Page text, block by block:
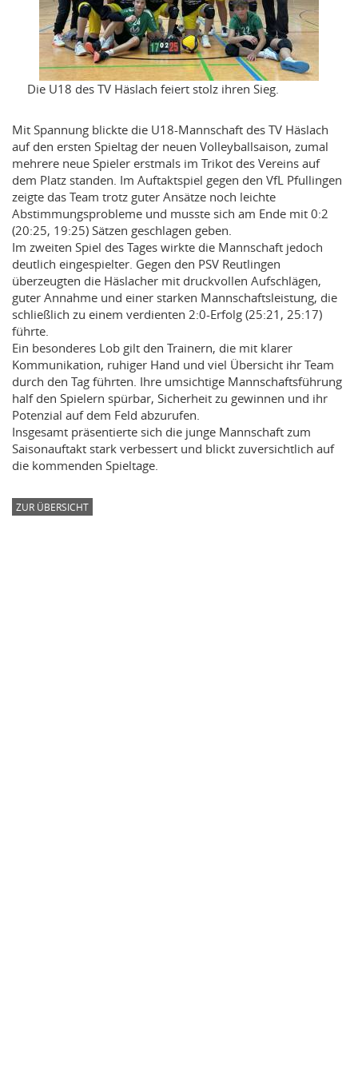
Die U18 des TV Häslach feiert stolz ihren Sieg.
Mit Spannung blickte die U18-Mannschaft des TV Häslach
auf den ersten Spieltag der neuen Volleyballsaison, zumal
mehrere neue Spieler erstmals im Trikot des Vereins auf
dem Platz standen. Im Auftaktspiel gegen den VfL Pfullingen
zeigte das Team trotz guter Ansätze noch leichte
Abstimmungsprobleme und musste sich am Ende mit 0:2
(20:25, 19:25) Sätzen geschlagen geben.
Im zweiten Spiel des Tages wirkte die Mannschaft jedoch
deutlich eingespielter. Gegen den PSV Reutlingen
überzeugten die Häslacher mit druckvollen Aufschlägen,
guter Annahme und einer starken Mannschaftsleistung, die
schließlich zu einem verdienten 2:0-Erfolg (25:21, 25:17)
führte.
Ein besonderes Lob gilt den Trainern, die mit klarer
Kommunikation, ruhiger Hand und viel Übersicht ihr Team
durch den Tag führten. Ihre umsichtige Mannschaftsführung
half den Spielern spürbar, Sicherheit zu gewinnen und ihr
Potenzial auf dem Feld abzurufen.
Insgesamt präsentierte sich die junge Mannschaft zum
Saisonauftakt stark verbessert und blickt zuversichtlich auf
die kommenden Spieltage.
ZUR ÜBERSICHT